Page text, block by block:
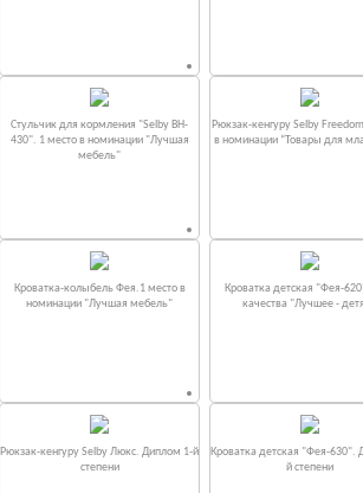
Стульчик для кормления "Selby BH-
430". 1 место в номинации "Лучшая
мебель"
Рюкзак-кенгуру Selby
в номинации “Товары для
Кроватка-колыбель Фея.1 место в
номинации "Лучшая мебель"
Кроватка детская "Фея-
качества "Лучшее -
Рюкзак-кенгуру Selby Люкс. Диплом 1-й
степени
Кроватка детская "Фея-630".
й степени